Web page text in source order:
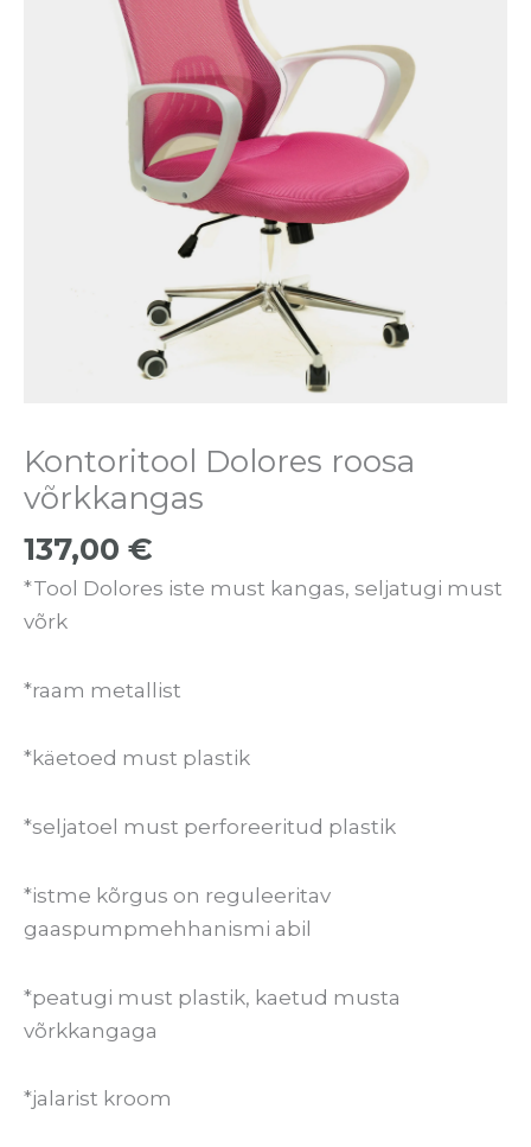
Kontoritool Dolores roosa
võrkkangas
137,00 €
*Tool Dolores iste must kangas, seljatugi must
võrk
*raam metallist
*käetoed must plastik
*seljatoel must perforeeritud plastik
*istme kõrgus on reguleeritav
gaaspumpmehhanismi abil
*peatugi must plastik, kaetud musta
võrkkangaga
*jalarist kroom